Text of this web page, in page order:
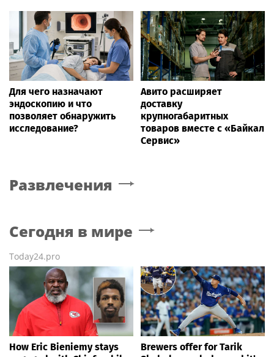
Для чего назначают
эндоскопию и что
позволяет обнаружить
исследование?
Авито расширяет
доставку
крупногабаритных
товаров вместе с «Байкал
Сервис»
Развлечения
Сегодня в мире
Today24.pro
How Eric Bieniemy stays
Brewers offer for Tarik